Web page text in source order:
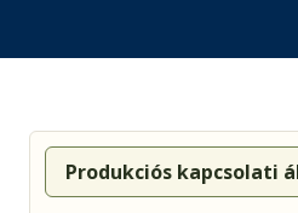
Produkciós kapcsolati